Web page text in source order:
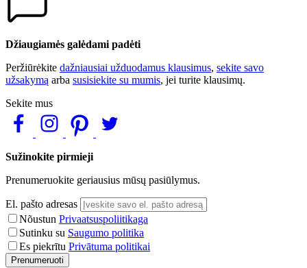
Džiaugiamės galėdami padėti
Peržiūrėkite dažniausiai užduodamus klausimus, sekite savo
užsakymą arba susisiekite su mumis, jei turite klausimų.
Sekite mus
Sužinokite pirmieji
Prenumeruokite geriausius mūsų pasiūlymus.
El. pašto adresas
Nõustun Privaatsuspoliitikaga
Sutinku su Saugumo politika
Es piekrītu Privātuma politikai
Prenumeruoti